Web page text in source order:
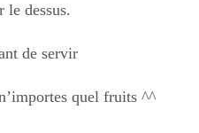
dessus.
de servir
quel fruits ^^